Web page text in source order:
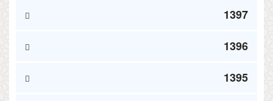
1397
1396
1395